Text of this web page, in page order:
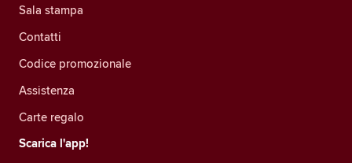
Sala stampa
Contatti
Codice promozionale
Assistenza
Carte regalo
Scarica l'app!